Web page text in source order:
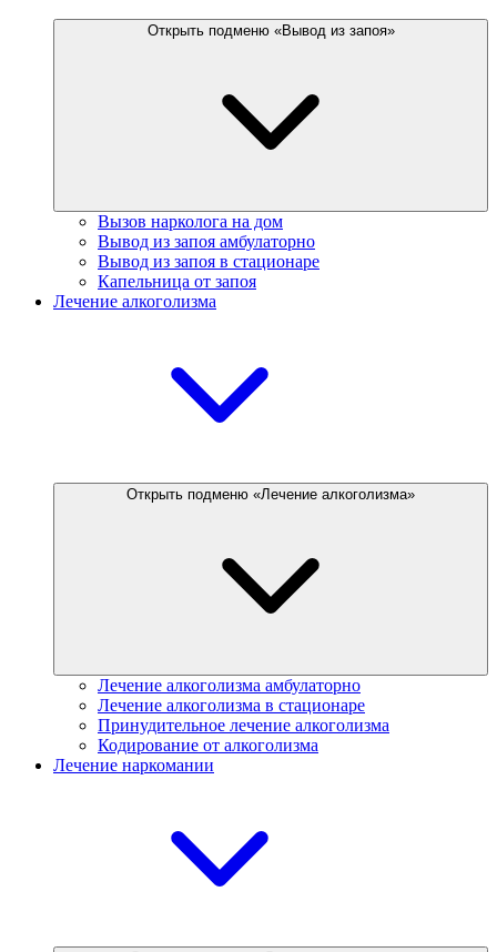
Открыть подменю «Вывод из запоя»
Вызов нарколога на дом
Вывод из запоя амбулаторно
Вывод из запоя в стационаре
Капельница от запоя
Лечение алкоголизма
Открыть подменю «Лечение алкоголизма»
Лечение алкоголизма амбулаторно
Лечение алкоголизма в стационаре
Принудительное лечение алкоголизма
Кодирование от алкоголизма
Лечение наркомании